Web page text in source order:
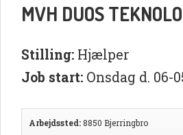
MVH DUOS
Stilling: Hjælper
Job start: Onsdag d. 06-
Arbejdssted:8850 Bjerringbro